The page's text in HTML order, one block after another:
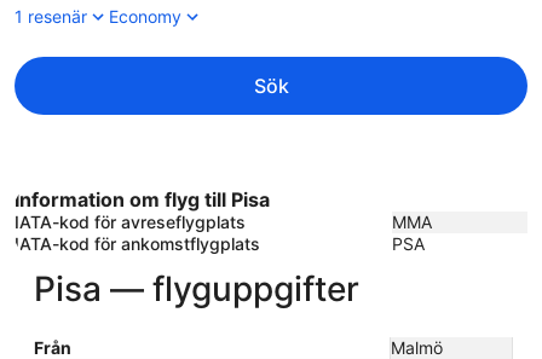
1 resenär
Economy
Sök
Information om flyg till Pisa
IATA-kod för avreseflygplats
MMA
IATA-kod för ankomstflygplats
PSA
Pisa — flyguppgifter
Från
Malmö